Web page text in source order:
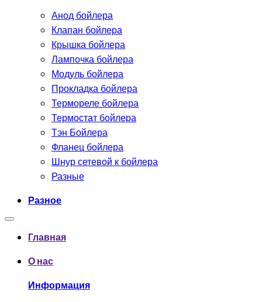
Анод бойлера
Клапан бойлера
Крышка бойлера
Лампочка бойлера
Модуль бойлера
Прокладка бойлера
Термореле бойлера
Термостат бойлера
Тэн Бойлера
Фланец бойлера
Шнур сетевой к бойлера
Разные
Разное
Главная
О нас
Информация